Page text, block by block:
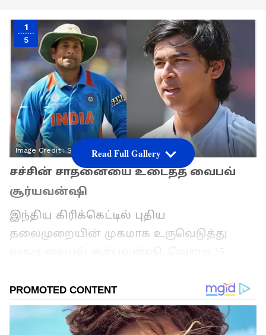
1
5
Image Credit :StockPhoto
சச்சின் சாதனையை உடைத்த வைபவ்
சூர்யவன்ஷி
இந்திய கிரிக்கெட்டில் புதிய
தலைமுறையின் முகமாக உருவெடுத்து
இடம்பிடித்து அனைவரின் கவனத்தையும்
ஈர்த்துள்ளார். அயர்லாந்து மற்றும்
இங்கிலாந்து சுற்றுப்பயணங்களுக்கான
Read Full Gallery